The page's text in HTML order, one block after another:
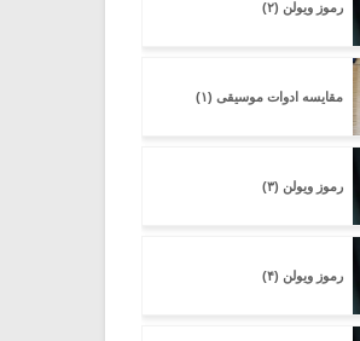
رموز ویولن (۲)
مقایسه ادوات موسیقی (۱)
رموز ویولن (۳)
رموز ویولن (۴)